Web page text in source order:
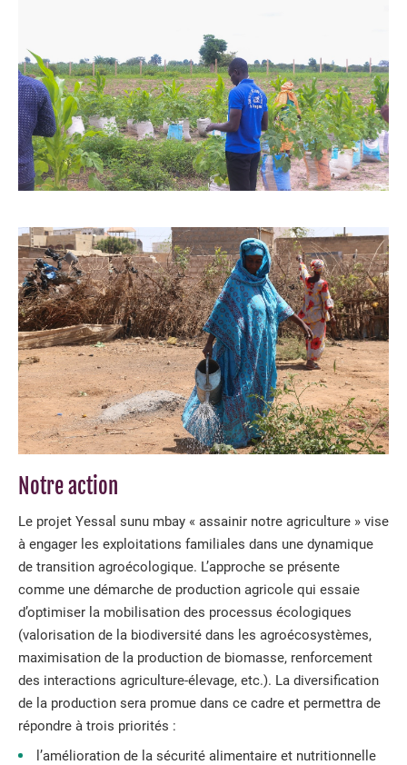
Notre action
Le projet Yessal sunu mbay « assainir notre agriculture » vise
à engager les exploitations familiales dans une dynamique
de transition agroécologique. L’approche se présente
comme une démarche de production agricole qui essaie
d’optimiser la mobilisation des processus écologiques
(valorisation de la biodiversité dans les agroécosystèmes,
maximisation de la production de biomasse, renforcement
des interactions agriculture-élevage, etc.). La diversification
de la production sera promue dans ce cadre et permettra de
répondre à trois priorités :
l’amélioration de la sécurité alimentaire et nutritionnelle